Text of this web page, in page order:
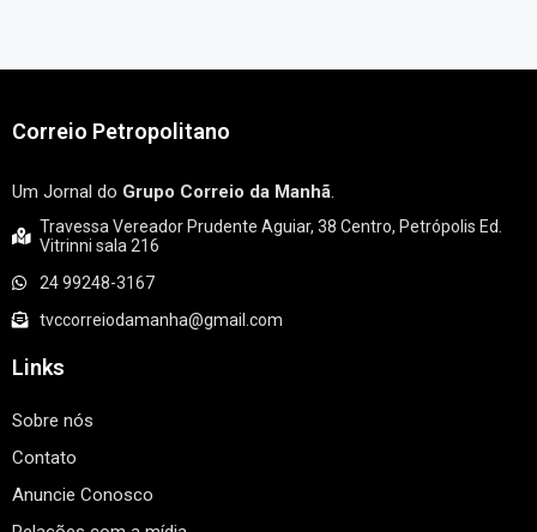
Correio Petropolitano
Um Jornal do Grupo Correio da Manhã.
Travessa Vereador Prudente Aguiar, 38 Centro, Petrópolis Ed.
Vitrinni sala 216
24 99248-3167
tvccorreiodamanha@gmail.com
Links
Sobre nós
Contato
Anuncie Conosco